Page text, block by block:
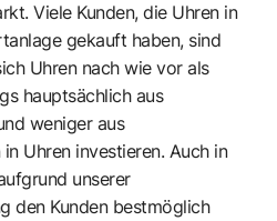
Viele Kunden, die Uhren in
gekauft haben, sind
Uhren nach wie vor als
hauptsächlich aus
weniger aus
Uhren investieren. Auch in
unserer
den Kunden bestmöglich